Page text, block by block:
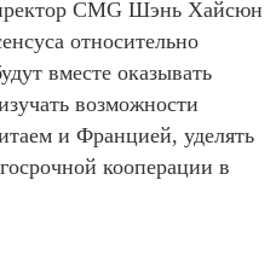
CMG Шэнь Хайсюн
относительно
вместе оказывать
возможности
и Францией, уделять
кооперации в